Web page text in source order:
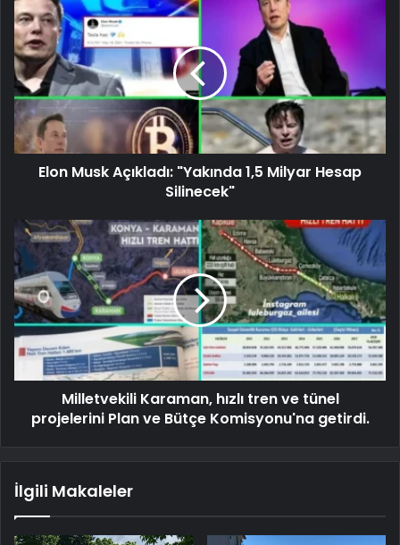
Elon Musk Açıkladı: "Yakında 1,5 Milyar Hesap
Silinecek"
Milletvekili Karaman, hızlı tren ve tünel
projelerini Plan ve Bütçe Komisyonu'na getirdi.
İlgili Makaleler